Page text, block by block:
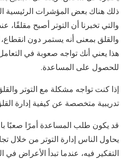
ذلك هناك بعض المؤشرات الرئيسية
والتي تخبرنا أن التوتر أصبح مقلقًا،
والقلق بمعنى أنه يستمر دون انقطاع،
هذا يعني أنك تواجه صعوبة في
للحصول على المساعدة.
إذا كنت تواجه مشكلة مع التوتر
تدريبية متخصصة عن كيفية إدارة
قد يكون طلب المساعدة أمرًا صعبًا
يحاول الناس إدارة التوتر من خلال
التفكير فيه، عندما تبدأ الأعراض في